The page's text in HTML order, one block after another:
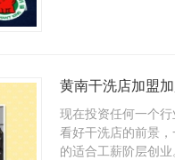
黄南干洗店加盟
现在投资任何一个
看好干洗店的前景
的适合工薪阶层创